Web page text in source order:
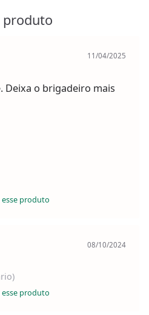
produto
11/04/2025
Deixa o brigadeiro mais
produto
08/10/2024
produto